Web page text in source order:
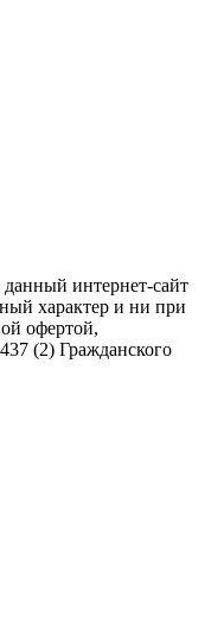
интернет-сайт
характер и ни при
офертой,
(2) Гражданского